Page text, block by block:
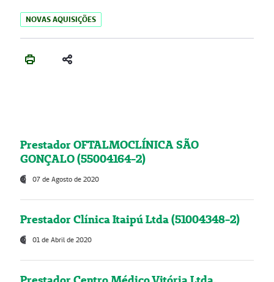
NOVAS AQUISIÇÕES
Prestador OFTALMOCLÍNICA SÃO
GONÇALO (55004164-2)
07 de Agosto de 2020
Prestador Clínica Itaipú Ltda (51004348-2)
01 de Abril de 2020